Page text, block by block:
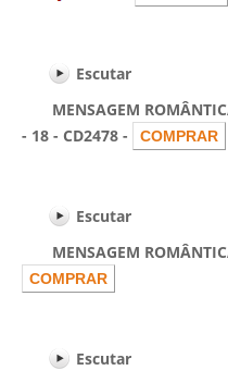
Escutar
MENSAGEM
- 18 - CD2478 -
Escutar
MENSAGEM
Escutar